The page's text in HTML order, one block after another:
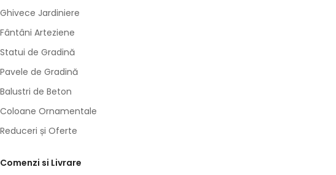
Ghivece Jardiniere
Fântâni Arteziene
Statui de Gradină
Pavele de Gradină
Balustri de Beton
Coloane Ornamentale
Reduceri și Oferte
Comenzi si Livrare